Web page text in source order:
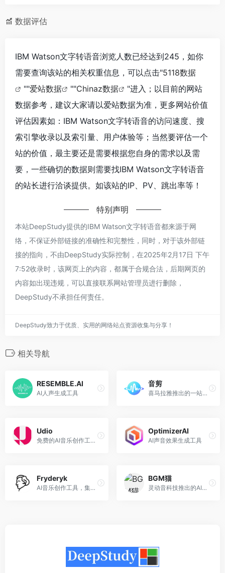
数据评估
IBM Watson文字转语音浏览人数已经达到245，如你
需要查询该站的相关权重信息，可以点击"5118数据
""爱站数据 ""Chinaz数据
"进入；以目前的网站
数据参考，建议大家请以爱站数据为准，更多网站价值
评估因素如：IBM Watson文字转语音的访问速度、搜
索引擎收录以及索引量、用户体验等；当然要评估一个
站的价值，最主要还是需要根据您自身的需求以及需
要，一些确切的数据则需要找IBM Watson文字转语音
的站长进行洽谈提供。如该站的IP、PV、跳出率等！
特别声明
本站DeepStudy提供的IBM Watson文字转语音都来源于网
络，不保证外部链接的准确性和完整性，同时，对于该外部链
接的指向，不由DeepStudy实际控制，在2025年2月17日 下午
7:52收录时，该网页上的内容，都属于合规合法，后期网页的
内容如出现违规，可以直接联系网站管理员进行删除，
DeepStudy不承担任何责任。
DeepStudy致力于优质、实用的网络站点资源收集与分享！
相关导航
RESEMBLE.AI
AI人声生成工具
音剪
喜马拉雅推出的一站式AI音频创作平台
Udio
免费的AI音乐创作工具，每月可生成1200首歌曲
OptimizerAI
AI声音效果生成工具
Fryderyk
AI音乐创作工具，集成了多种乐器声音
BGM猫
灵动音科技推出的AI智能生成BGM音乐